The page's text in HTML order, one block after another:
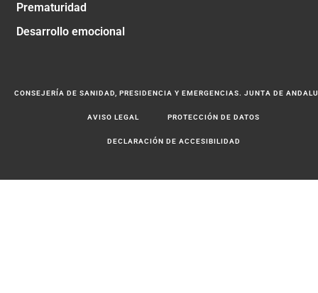
Prematuridad
Desarrollo emocional
CONSEJERÍA DE SANIDAD, PRESIDENCIA Y EMERGENCIAS. JUNTA DE
AVISO LEGAL PROTECCIÓN DE DATOS
DECLARACIÓN DE ACCESIBILIDAD